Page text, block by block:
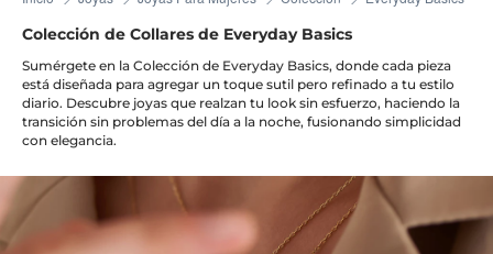
Colección de Collares de Everyday Basics
Sumérgete en la Colección de Everyday Basics, donde cada pieza
está diseñada para agregar un toque sutil pero refinado a tu estilo
diario. Descubre joyas que realzan tu look sin esfuerzo, haciendo la
transición sin problemas del día a la noche, fusionando simplicidad
con elegancia.